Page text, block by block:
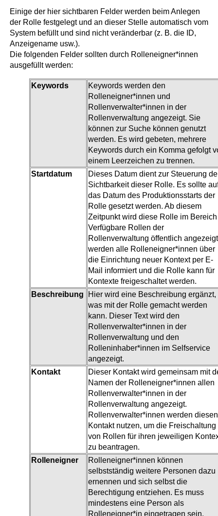
Einige der hier sichtbaren Felder werden beim Anlegen
der Rolle festgelegt und an dieser Stelle automatisch vom
System befüllt und sind nicht veränderbar (z. B. die ID,
Anzeigename usw.).
Die folgenden Felder sollten durch Rolleneigner*innen
ausgefüllt werden:
Keywords
Keywords werden den
Rolleneigner*innen und
Rollenverwalter*innen in der
Rollenverwaltung angezeigt. Sie
können zur Suche können genutzt
werden. Es wird gebeten, mehrere
Keywords durch ein Komma gefolgt
einem Leerzeichen zu trennen.
Startdatum
Dieses Datum dient zur Steuerung
Sichtbarkeit dieser Rolle. Es sollte
das Datum des Produktionsstarts der
Rolle gesetzt werden. Ab diesem
Zeitpunkt wird diese Rolle im Bereich
Verfügbare Rollen der
Rollenverwaltung öffentlich
werden alle Rolleneigner*innen über
die Einrichtung neuer Kontext per E-
Mail informiert und die Rolle kann für
Kontexte freigeschaltet werden.
Beschreibung
Hier wird eine Beschreibung ergänzt,
was mit der Rolle gemacht werden
kann. Dieser Text wird den
Rollenverwalter*innen in der
Rollenverwaltung und den
Rolleninhaber*innen im Selfservice
angezeigt.
Kontakt
Dieser Kontakt wird gemeinsam mit
Namen der Rolleneigner*innen allen
Rollenverwalter*innen in der
Rollenverwaltung angezeigt.
Rollenverwalter*innen werden diesen
Kontakt nutzen, um die Freischaltung
von Rollen für ihren jeweiligen
zu beantragen.
Rolleneigner
Rolleneigner*innen können
selbstständig weitere Personen dazu
ernennen und sich selbst die
Berechtigung entziehen. Es muss
mindestens eine Person als
Rolleneigner*in eingetragen sein.